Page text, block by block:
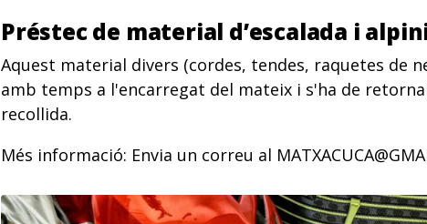
Préstec de material d’escalada i
Aquest material divers (cordes, tendes, raquetes de
amb temps a l'encarregat del mateix i s'ha de
recollida.
Més informació: Envia un correu al